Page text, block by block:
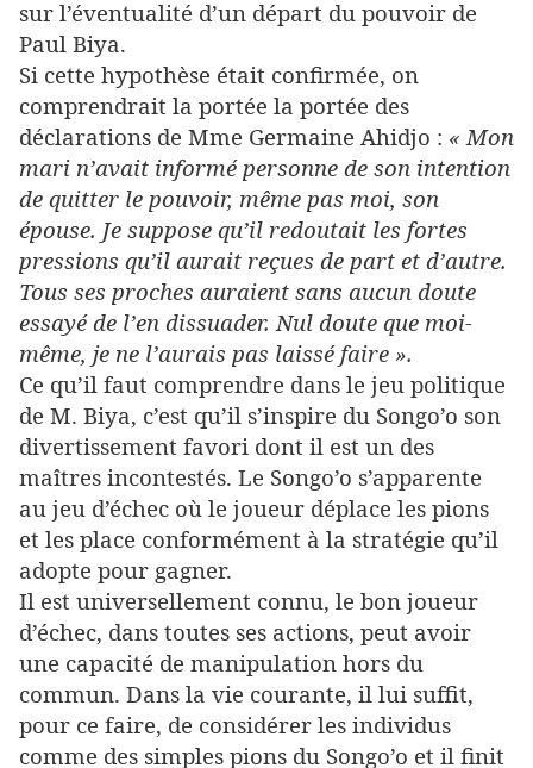
sur l’éventualité d’un départ du pouvoir de
Paul Biya.
Si cette hypothèse était confirmée, on
comprendrait la portée la portée des
déclarations de Mme Germaine Ahidjo : « Mon
mari n’avait informé personne de son intention
de quitter le pouvoir, même pas moi, son
épouse. Je suppose qu’il redoutait les fortes
pressions qu’il aurait reçues de part et d’autre.
Tous ses proches auraient sans aucun doute
essayé de l’en dissuader. Nul doute que moi-
même, je ne l’aurais pas laissé faire ».
Ce qu’il faut comprendre dans le jeu politique
de M. Biya, c’est qu’il s’inspire du Songo’o son
divertissement favori dont il est un des
maîtres incontestés. Le Songo’o s’apparente
au jeu d’échec où le joueur déplace les pions
et les place conformément à la stratégie qu’il
adopte pour gagner.
Il est universellement connu, le bon joueur
d’échec, dans toutes ses actions, peut avoir
une capacité de manipulation hors du
commun. Dans la vie courante, il lui suffit,
pour ce faire, de considérer les individus
comme des simples pions du Songo’o et il finit